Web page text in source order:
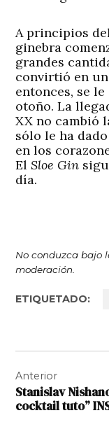
A principios
ginebra
grandes
convirtió en
entonces, se
otoño. La
XX no cambió
sólo le ha
en los
El Sloe Gin
día.
No conduzca bajo
moderación.
ETIQUETADO:
de
entradas
Anterior
Stanislav
cocktail tuto”